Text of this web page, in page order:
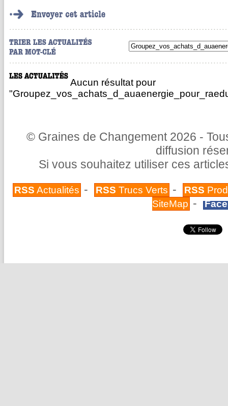
Aucun résultat pour
© Graines de Changement 2026 -
diffusion
Si vous souhaitez utiliser ces
RSS Actualités - RSS Trucs Verts - RSS
SiteMap -